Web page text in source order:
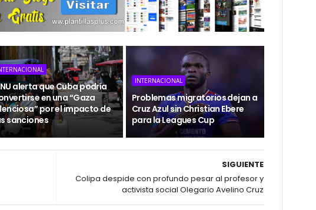
alerta que Cuba podría
en una “Gaza
por el impacto de
sanciones
INTERNACIONAL
Problemas migratorios dejan a
Cruz Azul sin Christian Ebere
para la Leagues Cup
SIGUIENTE
Colipa despide con profundo pesar al profesor y
activista social Olegario Avelino Cruz